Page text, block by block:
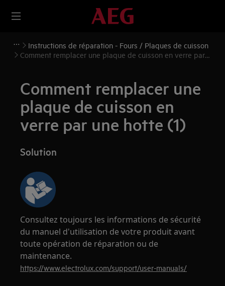
Instructions de réparation - Fours / Plaques de cuisson
Comment remplacer une plaque de cuisson en verre par
Comment remplacer une
plaque de cuisson en
verre par une hotte (1)
Solution
Consultez toujours les informations de sécurité
du manuel d'utilisation de votre produit avant
toute opération de réparation ou de
maintenance.
https://www.electrolux.com/support/user-manuals/